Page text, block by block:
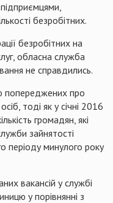
безробітних.
безробітних на
обласна служба
не справдились.
попереджених про
тоді як у січні 2016
громадян, які
зайнятості
періоду минулого року
вакансій у службі
у порівнянні з